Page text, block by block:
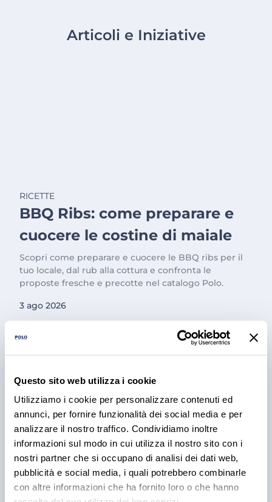
Questo sito web utilizza i cookie
Utilizziamo i cookie per personalizzare contenuti ed
annunci, per fornire funzionalità dei social media e per
analizzare il nostro traffico. Condividiamo inoltre
informazioni sul modo in cui utilizza il nostro sito con i
nostri partner che si occupano di analisi dei dati web,
pubblicità e social media, i quali potrebbero combinarle
con altre informazioni che ha fornito loro o che hanno
Articoli e Iniziative
RICETTE
BBQ Ribs: come preparare e
cuocere le costine di maiale
Scopri come preparare e cuocere le BBQ ribs per il
tuo locale, dal rub alla cottura e confronta le
proposte fresche e precotte nel catalogo Polo.
3 ago 2026
PRODOTTI
Cantina Valle Isarco: